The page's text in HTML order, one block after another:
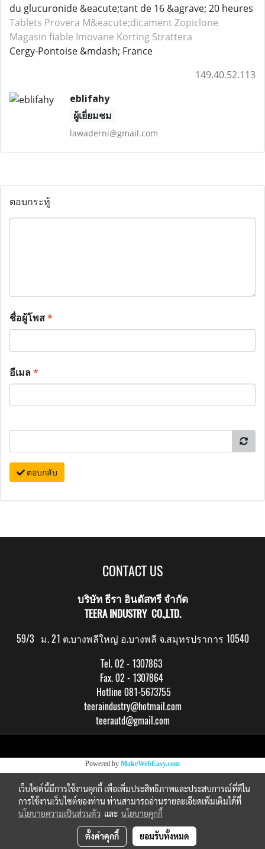
du glucuronide &eacute;tant de 16 &agrave; 20 heures
Tablets Provera M&eacute;dicament Zopiclone
Magasin fiable Imovane Korting Strattera
Cergy-Pontoise &mdash; France
149.40.52.113
eblifahy
ผู้เยี่ยมชม
lawaderni@gmail.com
ตอบกระทู้
ชื่อผู้โพส*
อีเมล*
ตอบกลับ
CONTACT US
บริษัท ธีรา อินดัสทรี จำกัด
TEERA INDUSTRY CO.,LTD.
59/3 ม. 21 ต.บางพลีใหญ่ อ.บางพลี จ.สมุทรปราการ 10540
Tel. 02 - 1307863
Fax. 02 - 1307864
Hotline 081-5673755
teeraindustry@hotmail.com
teerautd@gmail.com
Powered by MakeWebEasy.com
เว็บไซต์นี้มีการใช้งานคุกกี้ เพื่อเพิ่มประสิทธิภาพและประสบการณ์ที่ดีใน
การใช้งานเว็บไซต์ของท่าน ท่านสามารถอ่านรายละเอียดเพิ่มเติมได้ที่
นโยบายความเป็นส่วนตัว และ นโยบายคุกกี้
ตั้งค่าคุกกี้ ยอมรับทั้งหมด